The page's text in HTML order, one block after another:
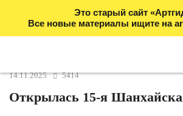
Это старый сайт
Все новые материалы ищите на
14.11.2025 5414
Открылась 15-я